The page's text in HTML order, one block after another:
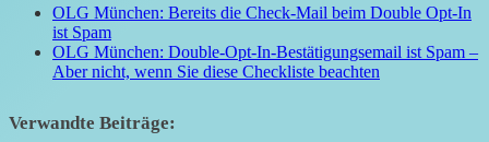
OLG München: Bereits die Check-Mail beim Double Opt-In
ist Spam
OLG München: Double-Opt-In-Bestätigungsemail ist Spam –
Aber nicht, wenn Sie diese Checkliste beachten
Verwandte Beiträge: